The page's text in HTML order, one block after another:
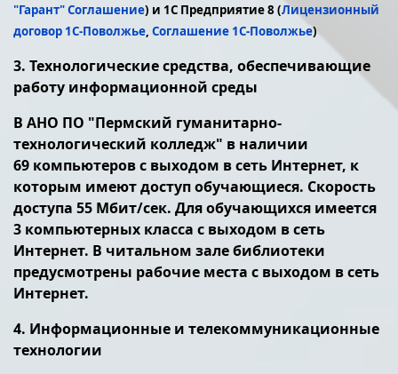
"Гарант" Соглашение) и 1С Предприятие 8 (Лицензионный
договор 1С-Поволжье, Соглашение 1С-Поволжье)
3. Технологические средства, обеспечивающие
работу информационной среды
В АНО ПО "Пермский гуманитарно-
технологический колледж" в наличии
69 компьютеров с выходом в сеть Интернет, к
которым имеют доступ обучающиеся. Скорость
доступа 55 Мбит/сек. Для обучающихся имеется
3 компьютерных класса с выходом в сеть
Интернет. В читальном зале библиотеки
предусмотрены рабочие места с выходом в сеть
Интернет.
4. Информационные и телекоммуникационные
технологии